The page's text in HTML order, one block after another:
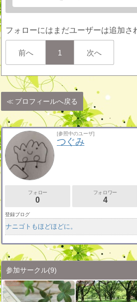
フォローにはまだユーザーは追加さ
前へ 1 次へ
プロフィールへ戻る
[参照中のユーザ]
つぐみ
フォロー
0
フォロワー
4
登録ブログ
ナニゴトもほどほどに。
参加サークル(9)